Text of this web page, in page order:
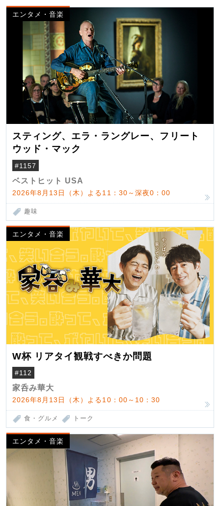
エンタメ・音楽
スティング、エラ・ラングレー、フリート
ウッド・マック
#1157
ベストヒット USA
2026年8月13日（木）よる11：30～深夜0：00
趣味
エンタメ・音楽
W杯 リアタイ観戦すべきか問題
#112
家呑み華大
2026年8月13日（木）よる10：00～10：30
食・グルメ トーク
エンタメ・音楽